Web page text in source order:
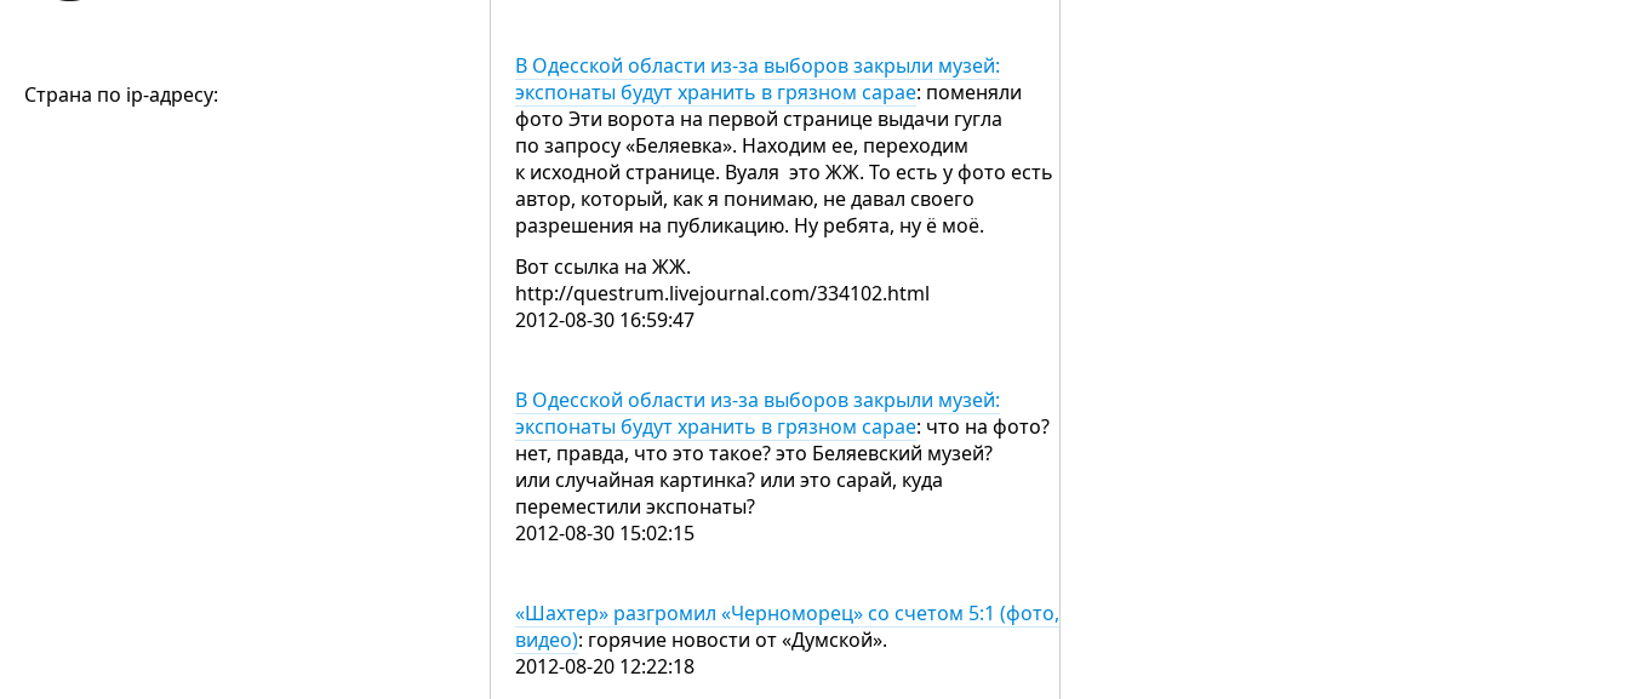
Страна по ip-адресу:
В Одесской области из-за выборов закрыли музей:
экспонаты будут хранить в грязном сарае: поменяли
фото Эти ворота на первой странице выдачи гугла
по запросу «Беляевка». Находим ее, переходим
к исходной странице. Вуаля это ЖЖ. То есть у фото есть
автор, который, как я понимаю, не давал своего
разрешения на публикацию. Ну ребята, ну ё моё.
Вот ссылка на ЖЖ.
http://questrum.livejournal.com/334102.html
2012-08-30 16:59:47
В Одесской области из-за выборов закрыли музей:
экспонаты будут хранить в грязном сарае: что на фото?
нет, правда, что это такое? это Беляевский музей?
или случайная картинка? или это сарай, куда
переместили экспонаты?
2012-08-30 15:02:15
«Шахтер» разгромил «Черноморец» со счетом 5:1 (фото,
видео): горячие новости от «Думской».
2012-08-20 12:22:18